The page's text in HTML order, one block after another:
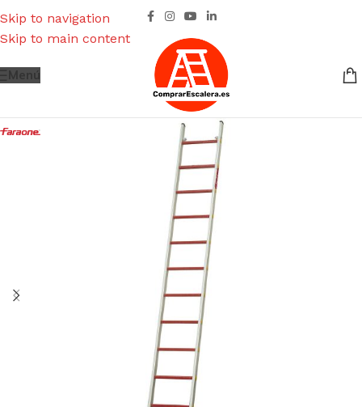
Skip to navigation
Skip to main content
Menú